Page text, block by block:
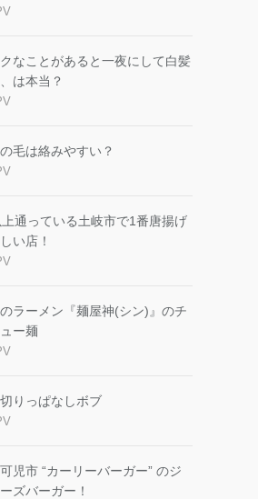
なことがあると一夜にして白髪
は本当？
毛は絡みやすい？
通っている土岐市で1番唐揚げ
い店！
ラーメン『麺屋神(シン)』のチ
ー麺
りっぱなしボブ
児市 “カーリーバーガー” のジ
ズバーガー！